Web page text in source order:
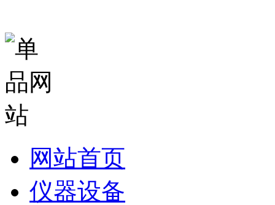
网站首页
仪器设备